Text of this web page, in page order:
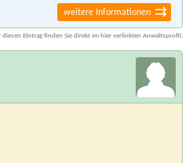
weitere Informationen
Eintrag finden Sie direkt im hier verlinkten Anwaltsprofil.